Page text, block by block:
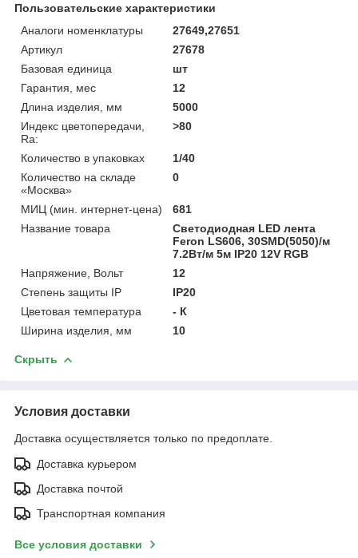
Пользовательские характеристики
Аналоги номенклатуры
27649,27651
Артикул
27678
Базовая единица
шт
Гарантия, мес
12
Длина изделия, мм
5000
Индекс цветопередачи,
Ra:
>80
Количество в упаковках
1/40
Количество на складе
«Москва»
0
МИЦ (мин. интернет-цена)
681
Название товара
Cветодиодная LED лента
Feron LS606, 30SMD(5050)/м
7.2Вт/м 5м IP20 12V RGB
Напряжение, Вольт
12
Степень защиты IP
IP20
Цветовая температура
- К
Ширина изделия, мм
10
Скрыть
Условия доставки
Доставка осуществляется только по предоплате.
Доставка курьером
Доставка почтой
Транспортная компания
Все условия доставки